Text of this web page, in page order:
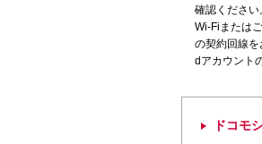
確認ください
Wi-Fiまたは
の契約回線を
dアカウント
ドコモ